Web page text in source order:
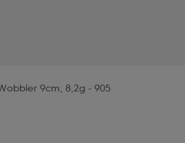
9cm, 8,2g - 905